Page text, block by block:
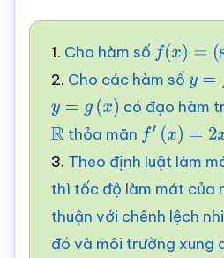
1. Cho hàm số f(x)= (sin
2. Cho các hàm số y =f(
y =g (x )
có đạo hàm
Rthỏa mãn f′( x)= 2x
3. Theo định luật làm
thì tốc độ làm mát của
thuận với chênh lệch
đó và môi trường xung